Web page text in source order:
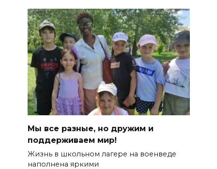
Мы все разные, но дружим и
поддерживаем мир!
Жизнь в школьном лагере на военведе
наполнена яркими